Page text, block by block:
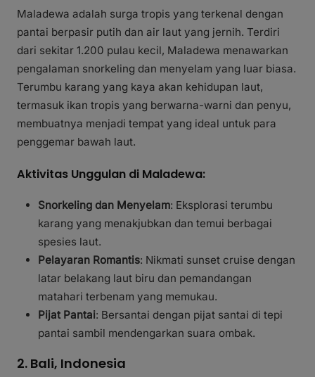
Maladewa adalah surga tropis yang terkenal dengan
pantai berpasir putih dan air laut yang jernih. Terdiri
dari sekitar 1.200 pulau kecil, Maladewa menawarkan
pengalaman snorkeling dan menyelam yang luar biasa.
Terumbu karang yang kaya akan kehidupan laut,
termasuk ikan tropis yang berwarna-warni dan penyu,
membuatnya menjadi tempat yang ideal untuk para
penggemar bawah laut.
Aktivitas Unggulan di Maladewa:
Snorkeling dan Menyelam: Eksplorasi terumbu
karang yang menakjubkan dan temui berbagai
spesies laut.
Pelayaran Romantis: Nikmati sunset cruise dengan
latar belakang laut biru dan pemandangan
matahari terbenam yang memukau.
Pijat Pantai: Bersantai dengan pijat santai di tepi
pantai sambil mendengarkan suara ombak.
2. Bali, Indonesia